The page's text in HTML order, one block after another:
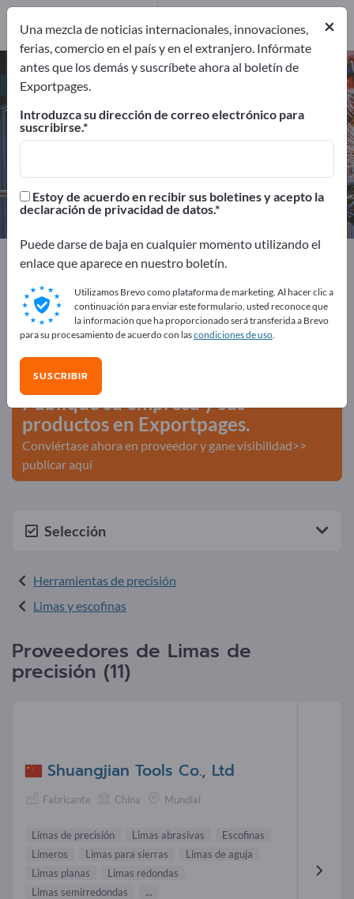
Limas de precisión – encuentre
fabricantes y proveedores
Exportadores Fabricantes
2
2
Exportpages
Herramientas de taller
¡Anúnciese gratis en Exportpages!
comerciales >> Empiece aquí
Publique su empresa y sus
productos en Exportpages.
Conviértase ahora en proveedor y gane visibilidad>>
publicar aquí
Selección
Herramientas de precisión
Limas y escofinas
Proveedores de Limas de
precisión (11)
Shuangjian Tools Co., Ltd
Fabricante China Mundial
Limas de precisión Limas abrasivas
Escofinas
Limeros
Limas para sierras
Limas de aguja
Limas planas
Limas redondas
Limas semirredondas
...
×
Una mezcla de noticias internacionales, innovaciones,
ferias, comercio en el país y en el extranjero. Infórmate
antes que los demás y suscríbete ahora al boletín de
Exportpages.
Introduzca su dirección de correo electrónico para
suscribirse.
Estoy de acuerdo en recibir sus boletines y acepto la
declaración de privacidad de datos.
Puede darse de baja en cualquier momento utilizando el
enlace que aparece en nuestro boletín.
Utilizamos Brevo como plataforma de marketing. Al hacer clic a
continuación para enviar este formulario, usted reconoce que
la información que ha proporcionado será transferida a Brevo
para su procesamiento de acuerdo con lascondiciones de uso.
SUSCRIBIR